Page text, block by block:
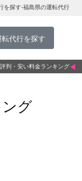
を探す-福島県の運転代行
代行を探す
判・安い料金ランキング
グ